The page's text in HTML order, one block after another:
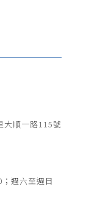
大順一路115號
週六至週日